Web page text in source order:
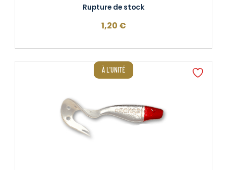
Rupture de stock
1,20 €
À L'UNITÉ